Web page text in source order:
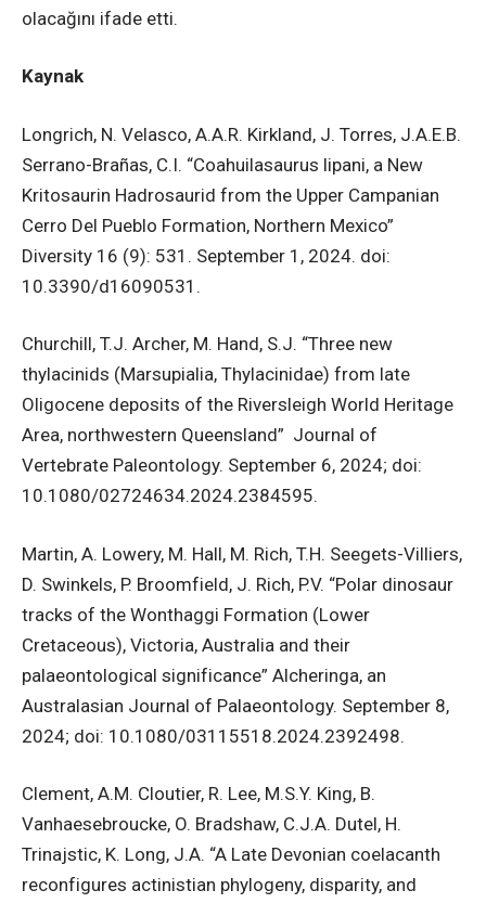
olacağını ifade etti.
Kaynak
Longrich, N. Velasco, A.A.R. Kirkland, J. Torres, J.A.E.B.
Serrano-Brañas, C.I. “Coahuilasaurus lipani, a New
Kritosaurin Hadrosaurid from the Upper Campanian
Cerro Del Pueblo Formation, Northern Mexico”
Diversity 16 (9): 531. September 1, 2024. doi:
10.3390/d16090531.
Churchill, T.J. Archer, M. Hand, S.J. “Three new
thylacinids (Marsupialia, Thylacinidae) from late
Oligocene deposits of the Riversleigh World Heritage
Area, northwestern Queensland” Journal of
Vertebrate Paleontology. September 6, 2024; doi:
10.1080/02724634.2024.2384595.
Martin, A. Lowery, M. Hall, M. Rich, T.H. Seegets-Villiers,
D. Swinkels, P. Broomfield, J. Rich, P.V. “Polar dinosaur
tracks of the Wonthaggi Formation (Lower
Cretaceous), Victoria, Australia and their
palaeontological significance” Alcheringa, an
Australasian Journal of Palaeontology. September 8,
2024; doi: 10.1080/03115518.2024.2392498.
Clement, A.M. Cloutier, R. Lee, M.S.Y. King, B.
Vanhaesebroucke, O. Bradshaw, C.J.A. Dutel, H.
Trinajstic, K. Long, J.A. “A Late Devonian coelacanth
reconfigures actinistian phylogeny, disparity, and